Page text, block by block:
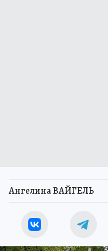
Ангелина ВАЙГЕЛЬ